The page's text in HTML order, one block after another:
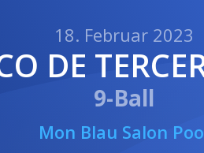
18. Februar 2023
DE
9-Ball
Mon Blau Salon